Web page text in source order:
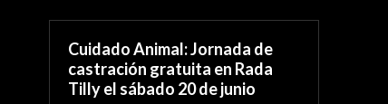
Cuidado Animal: Jornada de
castración gratuita en Rada
Tilly el sábado 20 de junio